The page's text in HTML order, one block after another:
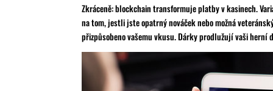
Zkráceně: blockchain transformuje platby v kasinech.
na tom, jestli jste opatrný nováček nebo možná
přizpůsobeno vašemu vkusu. Dárky prodlužují vaši herní